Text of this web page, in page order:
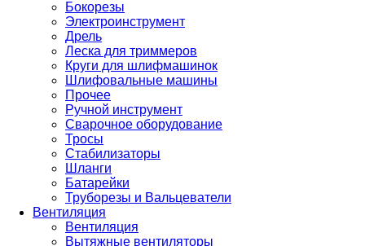
Бокорезы
Электроинструмент
Дрель
Леска для триммеров
Круги для шлифмашинок
Шлифовальные машины
Прочее
Ручной инструмент
Сварочное оборудование
Тросы
Стабилизаторы
Шланги
Батарейки
Труборезы и Вальцеватели
Вентиляция
Вентиляция
Вытяжные вентиляторы